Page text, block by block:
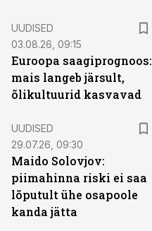
UUDISED
03.08.26, 09:15
Euroopa saagiprognoos:
mais langeb järsult,
õlikultuurid kasvavad
UUDISED
29.07.26, 09:30
Maido Solovjov:
piimahinna riski ei saa
lõputult ühe osapoole
kanda jätta